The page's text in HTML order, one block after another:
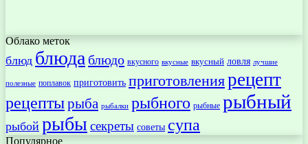
Облако меток
блюд блюда блюдо вкусного вкусные вкусный ловля лучшие
полезные поплавок приготовить приготовлениярецепт
рецептырыба рыбалки рыбного рыбные рыбный
рыбой рыбысекреты советы супа
Популярное